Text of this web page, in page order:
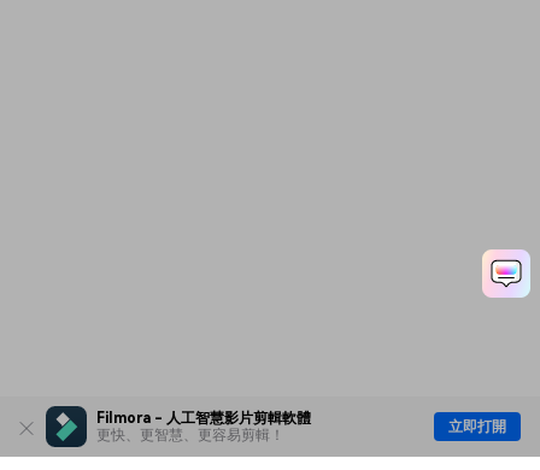
Filmora - 人工智慧影片剪輯軟體
更快、更智慧、更容易剪輯！
立即打開